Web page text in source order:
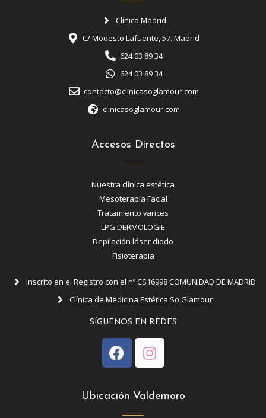
Clínica Madrid
C/ Modesto Lafuente, 57. Madrid
624 03 89 34
624 03 89 34
contacto@clinicasoglamour.com
clinicasoglamour.com
Accesos Directos
Nuestra clínica estética
Mesoterapia Facial
Tratamiento varices
LPG DERMOLOGIE
Depilación láser diodo
Fisioterapia
Inscrito en el Registro con el nº CS16998 COMUNIDAD DE MADRID
Clínica de Medicina Estética So Glamour
SÍGUENOS EN REDES
Ubicación Valdemoro